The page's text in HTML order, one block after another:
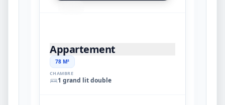
Appartement
78 M²
CHAMBRE
1 grand lit double